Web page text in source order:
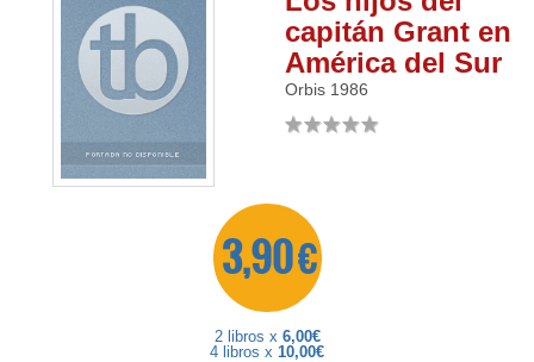
capitán Grant en
América del Sur
Orbis 1986
3,90 €
2 libros x 6,00€
4 libros x 10,00€